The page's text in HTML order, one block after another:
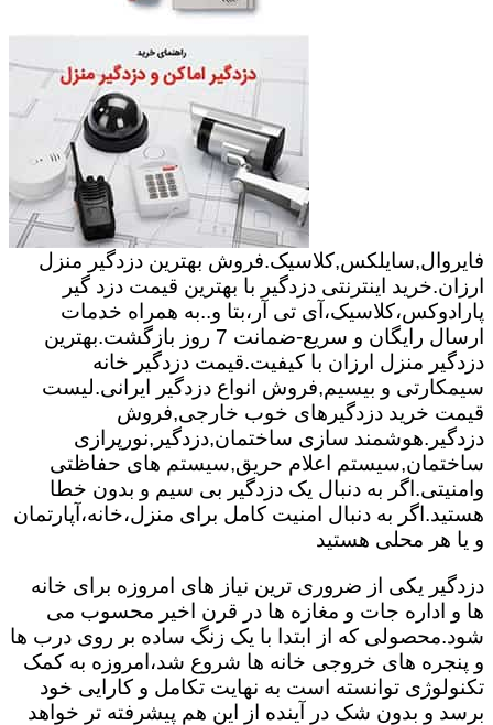
فایروال,سایلکس,کلاسیک.فروش بهترین دزدگیر منزل
ارزان.خرید اینترنتی دزدگیر با بهترین قیمت دزد گیر
پارادوکس،کلاسیک،آی تی آر،بتا و..به همراه خدمات
ارسال رایگان و سریع-ضمانت 7 روز بازگشت.بهترین
دزدگیر منزل ارزان با کیفیت.قیمت دزدگیر خانه
سیمکارتی و بیسیم,فروش انواع دزدگیر ایرانی.لیست
قیمت خرید دزدگیرهای خوب خارجی,فروش
دزدگیر.هوشمند سازی ساختمان,دزدگیر,نورپرازی
ساختمان,سیستم اعلام حریق,سیستم های حفاظتی
وامنیتی.اگر به دنبال یک دزدگیر بی سیم و بدون خطا
هستید.اگر به دنبال امنیت کامل برای منزل،خانه،آپارتمان
و یا هر محلی هستید
دزدگیر یکی از ضروری ترین نیاز های امروزه برای خانه
ها و اداره جات و مغازه ها در قرن اخیر محسوب می
شود.محصولی که از ابتدا با یک زنگ ساده بر روی درب ها
و پنجره های خروجی خانه ها شروع شد،امروزه به کمک
تکنولوژی توانسته است به نهایت تکامل و کارایی خود
برسد و بدون شک در آینده از این هم پیشرفته تر خواهد